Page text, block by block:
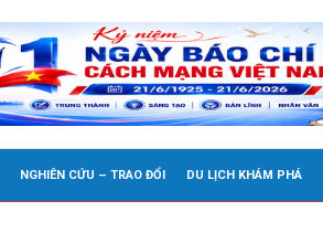
NGHIÊN CỨU – TRAO ĐỔI DU LỊCH KHÁM PHÁ